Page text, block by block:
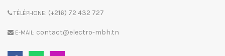
TÉLÉPHONE: (+216) 72 432 727
E-MAIL: contact@electro-mbh.tn